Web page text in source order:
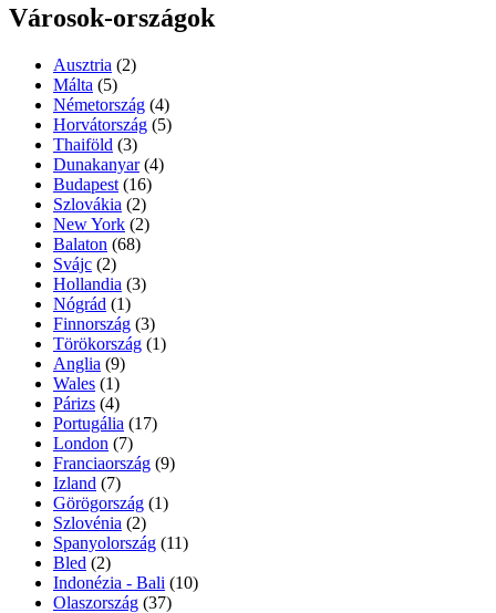
Városok-országok
Ausztria (2)
Málta (5)
Németország (4)
Horvátország (5)
Thaiföld (3)
Dunakanyar (4)
Budapest (16)
Szlovákia (2)
New York (2)
Balaton (68)
Svájc (2)
Hollandia (3)
Nógrád (1)
Finnország (3)
Törökország (1)
Anglia (9)
Wales (1)
Párizs (4)
Portugália (17)
London (7)
Franciaország (9)
Izland (7)
Görögország (1)
Szlovénia (2)
Spanyolország (11)
Bled (2)
Indonézia - Bali (10)
Olaszország (37)